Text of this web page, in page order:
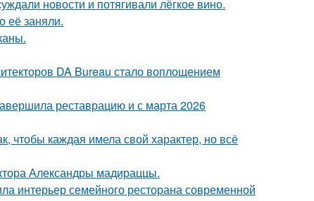
новости и потягивали лёгкое вино.
её заняли.
DA Bureau стало воплощением
реставрацию и с марта 2026
чтобы каждая имела свой характер, но всё
Александры мадираццы.
интерьер семейного ресторана современной